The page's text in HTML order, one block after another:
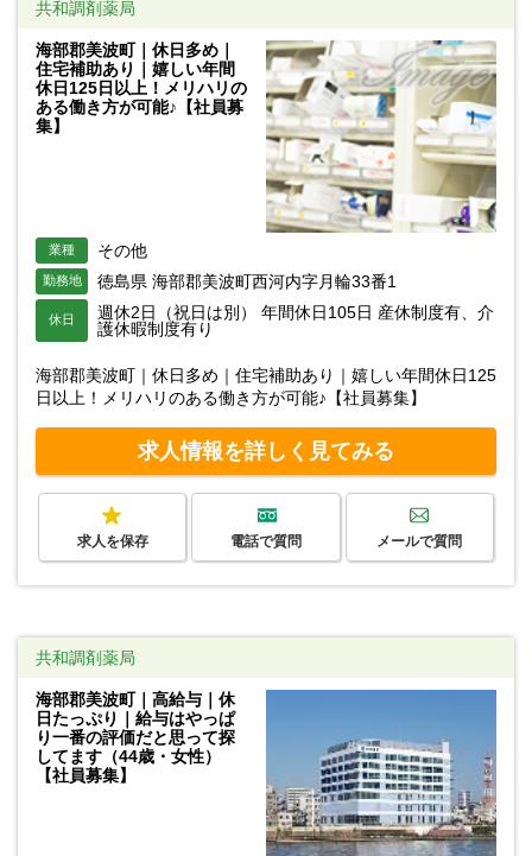
共和調剤薬局
海部郡美波町｜休日多め｜
住宅補助あり｜嬉しい年間
休日125日以上！メリハリの
ある働き方が可能♪【社員募
集】
業種 その他
勤務地 徳島県 海部郡美波町西河内字月輪33番1
休日
週休2日（祝日は別） 年間休日105日 産休制度有、介
護休暇制度有り
海部郡美波町｜休日多め｜住宅補助あり｜嬉しい年間休日125
日以上！メリハリのある働き方が可能♪【社員募集】
求人情報を詳しく見てみる
求人を保存 電話で質問 メールで質問
共和調剤薬局
海部郡美波町｜高給与｜休
日たっぷり｜給与はやっぱ
り一番の評価だと思って探
してます（44歳・女性）
【社員募集】